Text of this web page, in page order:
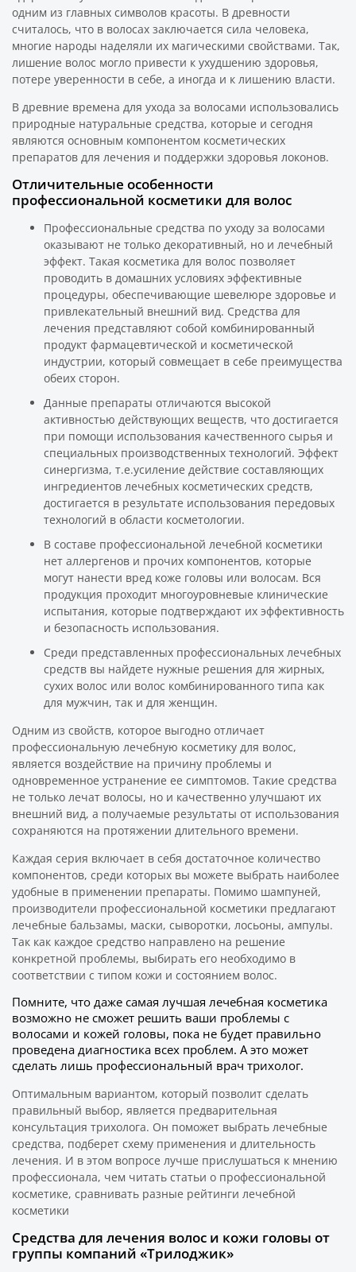
одним из главных символов красоты. В древности
считалось, что в волосах заключается сила человека,
многие народы наделяли их магическими свойствами. Так,
лишение волос могло привести к ухудшению здоровья,
потере уверенности в себе, а иногда и к лишению власти.
В древние времена для ухода за волосами использовались
природные натуральные средства, которые и сегодня
являются основным компонентом косметических
препаратов для лечения и поддержки здоровья локонов.
Отличительные особенности
профессиональной косметики для волос
Профессиональные средства по уходу за волосами
оказывают не только декоративный, но и лечебный
эффект. Такая косметика для волос позволяет
проводить в домашних условиях эффективные
процедуры, обеспечивающие шевелюре здоровье и
привлекательный внешний вид. Средства для
лечения представляют собой комбинированный
продукт фармацевтической и косметической
индустрии, который совмещает в себе преимущества
обеих сторон.
Данные препараты отличаются высокой
активностью действующих веществ, что достигается
при помощи использования качественного сырья и
специальных производственных технологий. Эффект
синергизма, т.е.усиление действие составляющих
ингредиентов лечебных косметических средств,
достигается в результате использования передовых
технологий в области косметологии.
В составе профессиональной лечебной косметики
нет аллергенов и прочих компонентов, которые
могут нанести вред коже головы или волосам. Вся
продукция проходит многоуровневые клинические
испытания, которые подтверждают их эффективность
и безопасность использования.
Среди представленных профессиональных лечебных
средств вы найдете нужные решения для жирных,
сухих волос или волос комбинированного типа как
для мужчин, так и для женщин.
Одним из свойств, которое выгодно отличает
профессиональную лечебную косметику для волос,
является воздействие на причину проблемы и
одновременное устранение ее симптомов. Такие средства
не только лечат волосы, но и качественно улучшают их
внешний вид, а получаемые результаты от использования
сохраняются на протяжении длительного времени.
Каждая серия включает в себя достаточное количество
компонентов, среди которых вы можете выбрать наиболее
удобные в применении препараты. Помимо шампуней,
производители профессиональной косметики предлагают
лечебные бальзамы, маски, сыворотки, лосьоны, ампулы.
Так как каждое средство направлено на решение
конкретной проблемы, выбирать его необходимо в
соответствии с типом кожи и состоянием волос.
Помните, что даже самая лучшая лечебная косметика
возможно не сможет решить ваши проблемы с
волосами и кожей головы, пока не будет правильно
проведена диагностика всех проблем. А это может
сделать лишь профессиональный врач трихолог.
Оптимальным вариантом, который позволит сделать
правильный выбор, является предварительная
консультация трихолога. Он поможет выбрать лечебные
средства, подберет схему применения и длительность
лечения. И в этом вопросе лучше прислушаться к мнению
профессионала, чем читать статьи о профессиональной
косметике, сравнивать разные рейтинги лечебной
косметики
Средства для лечения волос и кожи головы от
группы компаний «Трилоджик»